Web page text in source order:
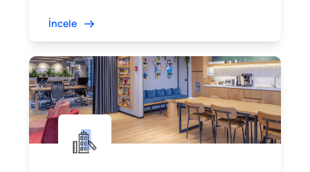
İncele